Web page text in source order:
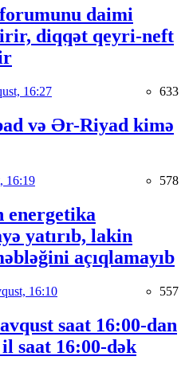
daimi
diqqət qeyri-neft
16:27 633
və Ər-Riyad kimə
16:19 578
energetika
yatırıb, lakin
açıqlamayıb
16:10 557
saat 16:00-dan
il saat 16:00-dək